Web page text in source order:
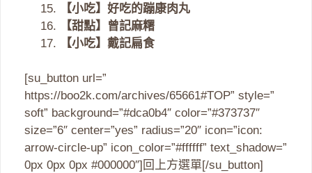
【小吃】好吃的蹦康肉丸
【甜點】曾記麻糬
【小吃】戴記扁食
[su_button url=”
https://boo2k.com/archives/65661#TOP” style=”
soft” background=”#dca0b4″ color=”#373737″
size=”6″ center=”yes” radius=”20″ icon=”icon:
arrow-circle-up” icon_color=”#ffffff” text_shadow=”
0px 0px 0px #000000″]回上方選單[/su_button]